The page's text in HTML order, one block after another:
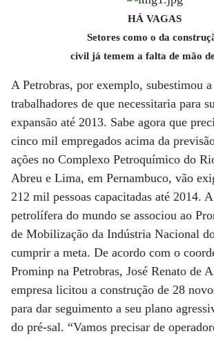
HÁ VAGAS
Setores como o da
civil já temem a falta de mão
A Petrobras, por exemplo, subestimou
trabalhadores de que necessitaria para
expansão até 2013. Sabe agora que
cinco mil empregados acima da
ações no Complexo Petroquímico do
Abreu e Lima, em Pernambuco, vão
212 mil pessoas capacitadas até 2014.
petrolífera do mundo se associou ao
de Mobilização da Indústria Nacional
cumprir a meta. De acordo com o
Prominp na Petrobras, José Renato de
empresa licitou a construção de 28
para dar seguimento a seu plano
do pré-sal. “Vamos precisar de